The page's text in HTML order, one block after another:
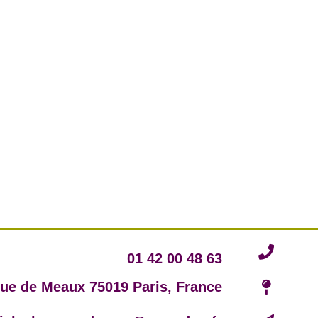
01 42 00 48 63
de Meaux 75019 Paris, France